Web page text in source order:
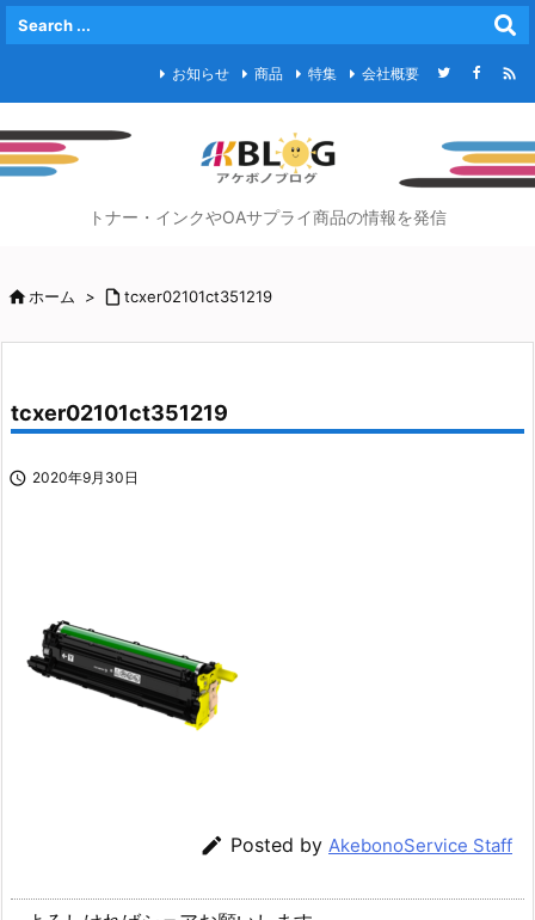
お知らせ 商品 特集 会社概要 
トナー・インクやOAサプライ商品の情報を発信
ホーム >  tcxer02101ct351219
tcxer02101ct351219
 2020年9月30日
 Posted by AkebonoService Staff